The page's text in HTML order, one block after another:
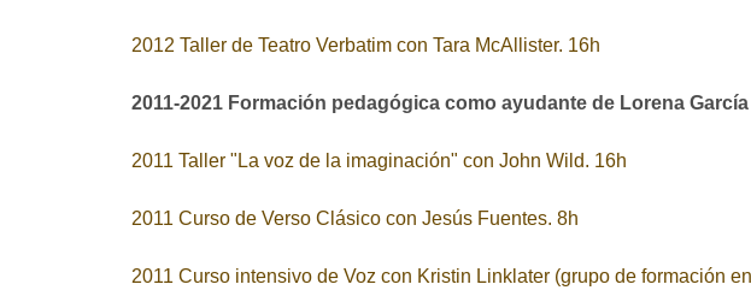
2012 Taller de Teatro Verbatim con Tara McAllister. 16h
2011-2021 Formación pedagógica como ayudante de Lorena
2011 Taller "La voz de la imaginación" con John Wild. 16h
2011 Curso de Verso Clásico con Jesús Fuentes. 8h
2011 Curso intensivo de Voz con Kristin Linklater (grupo de formación